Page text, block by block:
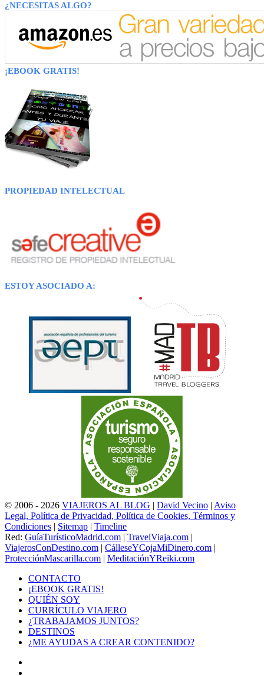
¿NECESITAS ALGO?
¡EBOOK GRATIS!
PROPIEDAD INTELECTUAL
ESTOY ASOCIADO A:
© 2006 - 2026 VIAJEROS AL BLOG | David Vecino | Aviso
Legal, Política de Privacidad, Política de Cookies, Términos y
Condiciones | Sitemap | Timeline
Red: GuíaTurísticoMadrid.com | TravelViaja.com |
ViajerosConDestino.com | CálleseYCojaMiDinero.com |
ProtecciónMascarilla.com | MeditaciónYReiki.com
CONTACTO
¡EBOOK GRATIS!
QUIÉN SOY
CURRÍCULO VIAJERO
¿TRABAJAMOS JUNTOS?
DESTINOS
¿ME AYUDAS A CREAR CONTENIDO?